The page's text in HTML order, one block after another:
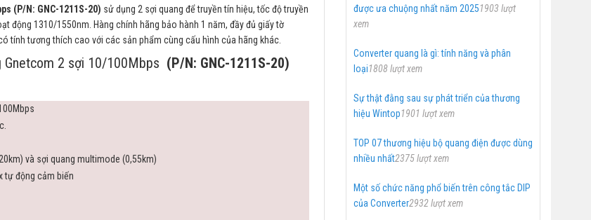
(P/N: GNC-1211S-20) sử dụng 2 sợi quang để truyền tín hiệu, tốc độ truyền
động 1310/1550nm. Hàng chính hãng bảo hành 1 năm, đầy đủ giấy tờ
tính tương thích cao với các sản phẩm cùng cấu hình của hãng khác.
Gnetcom 2 sợi 10/100Mbps (P/N: GNC-1211S-20)
và sợi quang multimode (0,55km)
tự động cảm biến
được ưa chuộng nhất năm 20251903 lượt
xem
Converter quang là gì: tính năng và phân
loại1808 lượt xem
Sự thật đằng sau sự phát triển của thương
hiệu Wintop1901 lượt xem
TOP 07 thương hiệu bộ quang điện được dùng
nhiều nhất2375 lượt xem
Một số chức năng phổ biến trên công tắc DIP
của Converter2932 lượt xem